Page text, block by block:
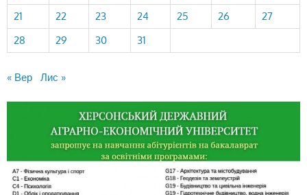
21
22 23 24 25 26
27
28
29 30 31
« Вер Лис »